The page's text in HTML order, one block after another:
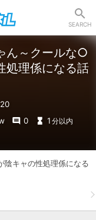
SEARCH
ん～クールな○
処理係になる話
0 1 分以内
キャの性処理係になる